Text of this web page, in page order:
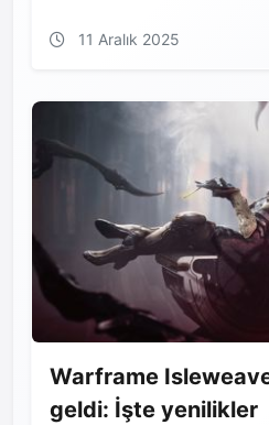
11 Aralık 2025
Warframe
geldi: İşte yenilikler